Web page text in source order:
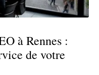
à Rennes :
de votre